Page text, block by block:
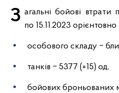
Загальні бойові втрати противника з 24.02.2022 по 15.11.2023 орієнтовно
особового складу ‒
танків ‒ 5377 (+15) од,
бойових броньованих